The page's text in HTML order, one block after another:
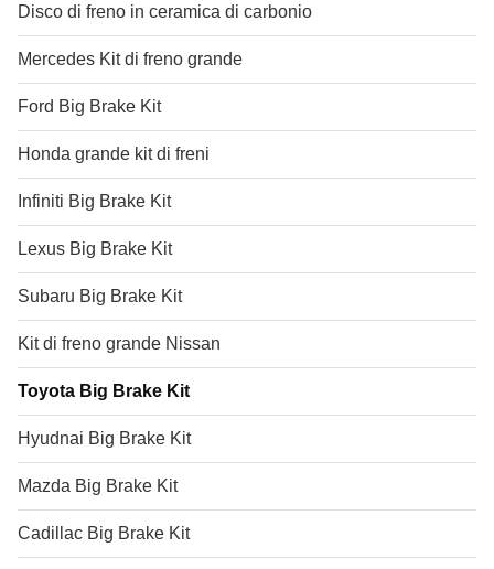
Disco di freno in ceramica di carbonio
Mercedes Kit di freno grande
Ford Big Brake Kit
Honda grande kit di freni
Infiniti Big Brake Kit
Lexus Big Brake Kit
Subaru Big Brake Kit
Kit di freno grande Nissan
Toyota Big Brake Kit
Hyudnai Big Brake Kit
Mazda Big Brake Kit
Cadillac Big Brake Kit